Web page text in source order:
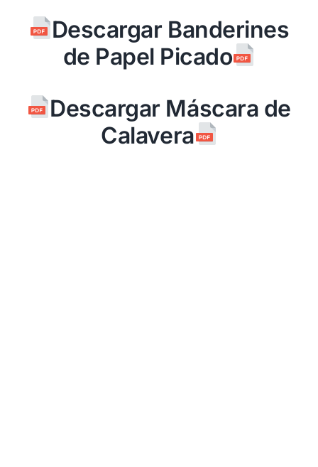
Descargar Banderines
de Papel Picado
Descargar Máscara de
Calavera